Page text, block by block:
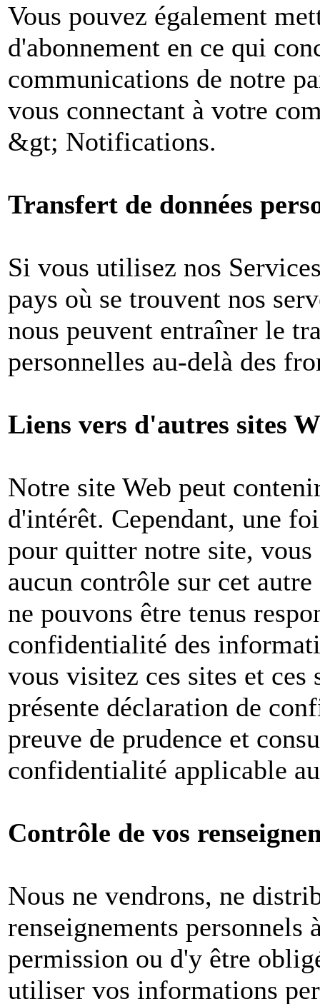
Vous pouvez également
d'abonnement en ce qui
communications de notre
vous connectant à votre
&gt; Notifications.
Transfert de données
Si vous utilisez nos
pays où se trouvent nos
nous peuvent entraîner le
personnelles au-delà des
Liens vers d'autres sites
Notre site Web peut
d'intérêt. Cependant, une
pour quitter notre site, vous
aucun contrôle sur cet
ne pouvons être tenus
confidentialité des
vous visitez ces sites et ces
présente déclaration de
preuve de prudence et
confidentialité applicable
Contrôle de vos
Nous ne vendrons, ne
renseignements
permission ou d'y être
utiliser vos informations